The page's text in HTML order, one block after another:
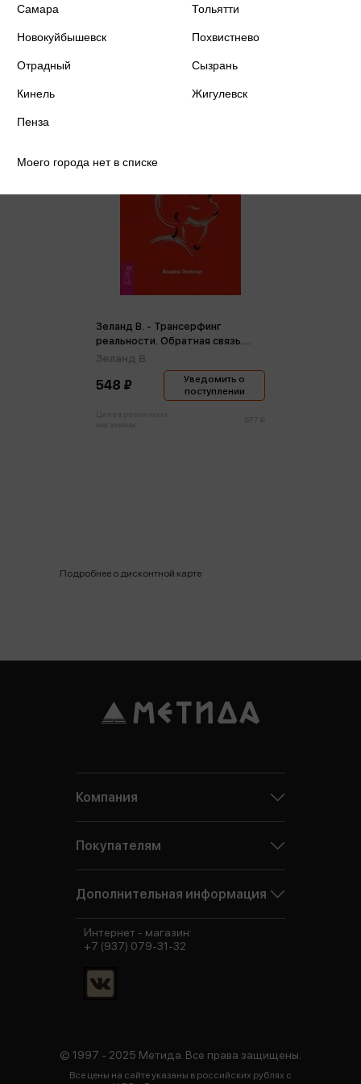
Зеланд В. - Трансерфинг
реальности. Обратная связь.
Часть 2 (м)
Зеланд В.
548 ₽
Уведомить о
поступлении
Подробнее о дисконтной карте
Самара Тольятти
Новокуйбышевск Похвистнево
Отрадный Сызрань
Кинель Жигулевск
Пенза
Моего города нет в списке
Компания
Покупателям
Дополнительная информация
© 1997 - 2025 Метида. Все права защищены.
Все цены на сайте указаны в российских рублях с
Интернет - магазин:
+7 (937) 079-31-32